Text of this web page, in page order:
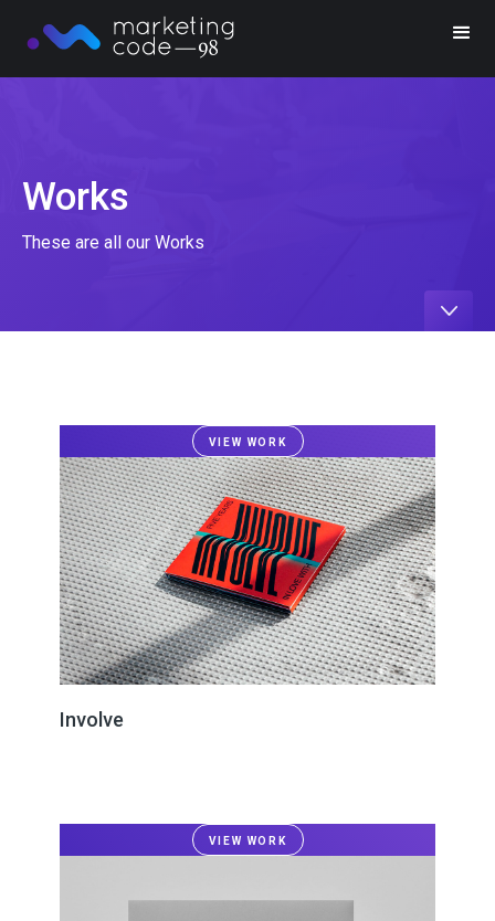
Works
These are all our Works
VIEW WORK
Involve
VIEW WORK